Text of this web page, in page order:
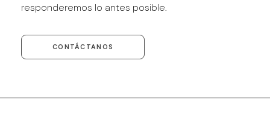
responderemos lo antes posible.
CONTÁCTANOS